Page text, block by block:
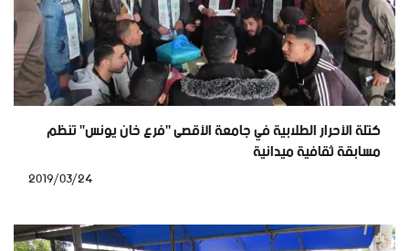
كتلة الأحرار الطلابية في جامعة الأقصى "فرع خان يونس" تنظم
مسابقة ثقافية ميدانية